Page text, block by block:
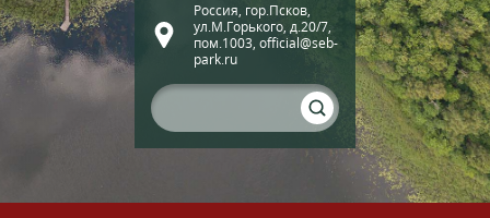
Россия, гор.Псков,
ул.М.Горького, д.20/7,
пом.1003, official@seb-
park.ru